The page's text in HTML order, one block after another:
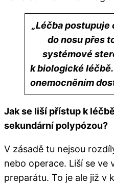
„Léčba
do nosu přes
systémové
k biologické léčbě.
onemocněním
Jak se liší přístup k
sekundární polypózou?
V zásadě tu nejsou
nebo operace. Liší se ve
preparátu. To je ale již v